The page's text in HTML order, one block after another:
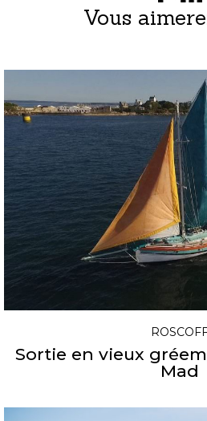
Vous
Sortie en vieux
Mad